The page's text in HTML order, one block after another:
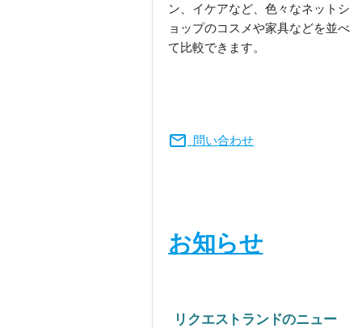
ン、イケアなど、色々なネットシ
ョップのコスメや家具などを並べ
て比較できます。
mail 問い合わせ
お知らせ
リクエストランドのニュー